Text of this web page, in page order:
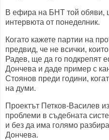
В ефира на БНТ той обяви,
интервюта от понеделник.
Когато кажете партии на
предвид, че не всички,
Радев, ще да го подкрепят
Дончева и даде пример с
Стоянов преди години,
на думи.
Проектът Петков-Василев
проблеми в съдебната
и без да има голямо
Дончева.